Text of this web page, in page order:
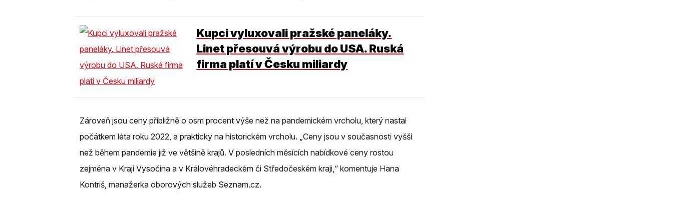
Kupci vyluxovali pražské paneláky.
Linet přesouvá výrobu do USA. Ruská
firma platí v Česku miliardy
Zároveň jsou ceny přibližně o osm procent výše než na pandemickém vrcholu, který nastal
počátkem léta roku 2022, a prakticky na historickém vrcholu. „Ceny jsou v současnosti vyšší
než během pandemie již ve většině krajů. V posledních měsících nabídkové ceny rostou
zejména v Kraji Vysočina a v Královéhradeckém či Středočeském kraji,“ komentuje Hana
Kontriš, manažerka oborových služeb Seznam.cz.